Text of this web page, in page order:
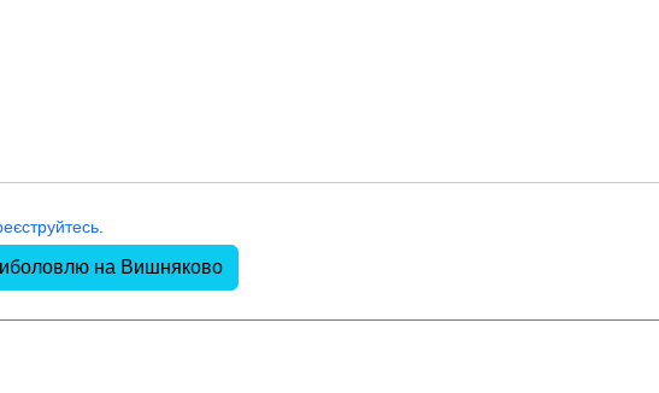
на Вишняково